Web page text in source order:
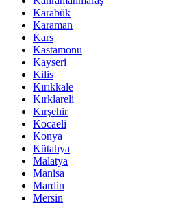
Karabük
Karaman
Kars
Kastamonu
Kayseri
Kilis
Kırıkkale
Kırklareli
Kırşehir
Kocaeli
Konya
Kütahya
Malatya
Manisa
Mardin
Mersin